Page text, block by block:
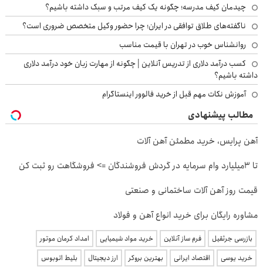
چیدمان کیف مدرسه؛ چگونه یک کیف مرتب و سبک داشته باشیم؟
ناگفته‌های طلاق توافقی در ایران؛ چرا حضور وکیل متخصص ضروری است؟
روانشناس خوب در تهران با قیمت مناسب
کسب درآمد دلاری از تدریس آنلاین | چگونه از مهارت زبان خود درآمد دلاری
داشته باشیم؟
آموزش نکات مهم قبل از خرید فالوور اینستاگرام
مطالب پیشنهادی
آهن پرایس، خرید مطمئن آهن آلات
تا 3میلیارد وام سرمایه در گردش فروشندگان => فروشگاهت رو ثبت کن
قیمت روز آهن آلات ساختمانی و صنعتی
مشاوره رایگان برای خرید انواع آهن و فولاد
بازرسی جرثقیل فرم ساز آنلاین خرید مواد شیمیایی
امداد کرمان موتور
خرید یوسی
اقتصاد ایرانی بهترین بروکر ارز دیجیتال بلیط اتوبوس